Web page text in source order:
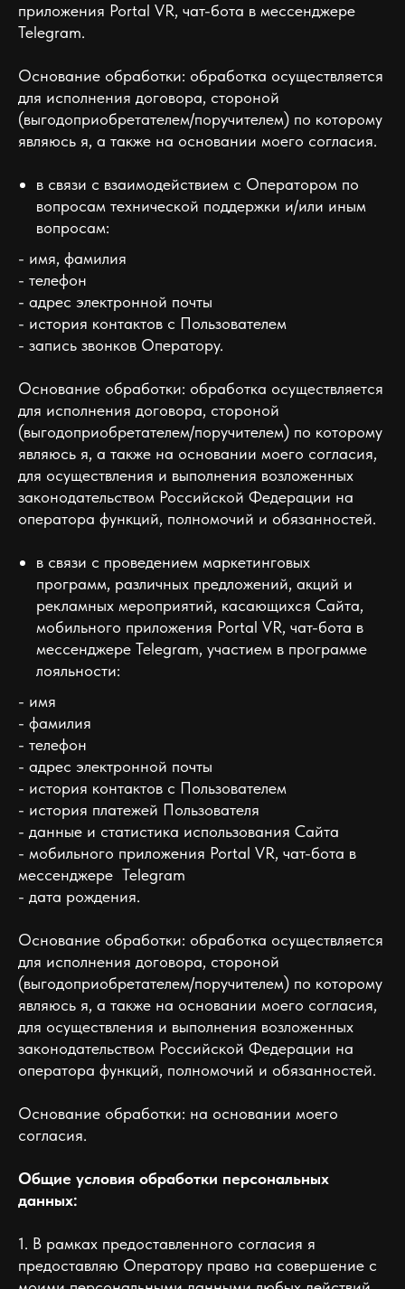
приложения Portal VR, чат-бота в мессенджере
Telegram.
Основание обработки: обработка осуществляется
для исполнения договора, стороной
(выгодоприобретателем/поручителем) по которому
являюсь я, а также на основании моего согласия.
в связи с взаимодействием с Оператором по
вопросам технической поддержки и/или иным
вопросам:
- имя, фамилия
- телефон
- адрес электронной почты
- история контактов с Пользователем
- запись звонков Оператору.
Основание обработки: обработка осуществляется
для исполнения договора, стороной
(выгодоприобретателем/поручителем) по которому
являюсь я, а также на основании моего согласия,
для осуществления и выполнения возложенных
законодательством Российской Федерации на
оператора функций, полномочий и обязанностей.
в связи с проведением маркетинговых
программ, различных предложений, акций и
рекламных мероприятий, касающихся Сайта,
мобильного приложения Portal VR, чат-бота в
мессенджере Telegram, участием в программе
лояльности:
- имя
- фамилия
- телефон
- адрес электронной почты
- история контактов с Пользователем
- история платежей Пользователя
- данные и статистика использования Сайта
- мобильного приложения Portal VR, чат-бота в
мессенджере Telegram
- дата рождения.
Основание обработки: обработка осуществляется
для исполнения договора, стороной
(выгодоприобретателем/поручителем) по которому
являюсь я, а также на основании моего согласия,
для осуществления и выполнения возложенных
законодательством Российской Федерации на
оператора функций, полномочий и обязанностей.
Основание обработки: на основании моего
согласия.
Общие условия обработки персональных
данных:
1. В рамках предоставленного согласия я
предоставляю Оператору право на совершение с